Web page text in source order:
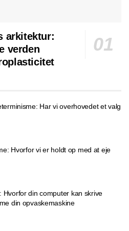
arkitektur:
verden
Har vi overhovedet et valg
Hvorfor vi er holdt op med at eje
Hvorfor din computer kan skrive
din opvaskemaskine